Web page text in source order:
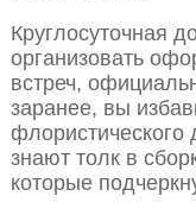
Круглосуточная
организовать
встреч,
заранее, вы
знают толк в
которые